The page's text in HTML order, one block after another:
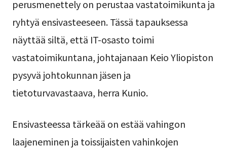
perusmenettely on perustaa vastatoimikunta ja
ryhtyä ensivasteeseen. Tässä tapauksessa
näyttää siltä, että IT-osasto toimi
vastatoimikuntana, johtajanaan Keio Yliopiston
pysyvä johtokunnan jäsen ja
tietoturvavastaava, herra Kunio.
Ensivasteessa tärkeää on estää vahingon
laajeneminen ja toissijaisten vahinkojen